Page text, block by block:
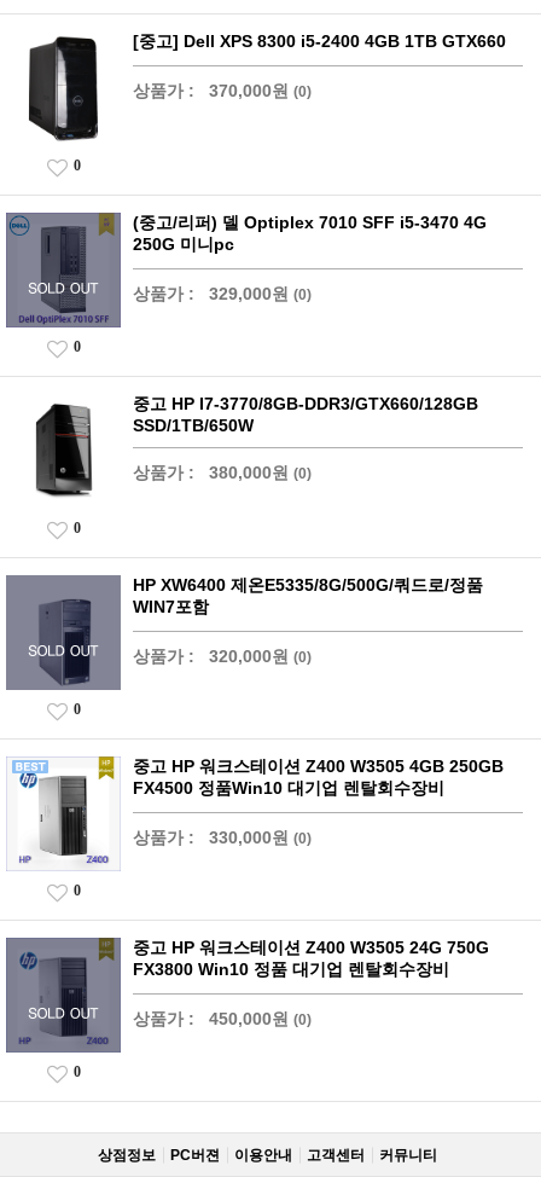
[중고] Dell XPS 8300 i5-2400 4GB 1TB GTX660
상품가 : 370,000원 (0)
0
(중고/리퍼) 델 Optiplex 7010 SFF i5-3470 4G
250G 미니pc
상품가 : 329,000원 (0)
0
중고 HP I7-3770/8GB-DDR3/GTX660/128GB
SSD/1TB/650W
상품가 : 380,000원 (0)
0
HP XW6400 제온E5335/8G/500G/쿼드로/정품
WIN7포함
상품가 : 320,000원 (0)
0
중고 HP 워크스테이션 Z400 W3505 4GB 250GB
FX4500 정품Win10 대기업 렌탈회수장비
상품가 : 330,000원 (0)
0
중고 HP 워크스테이션 Z400 W3505 24G 750G
FX3800 Win10 정품 대기업 렌탈회수장비
상품가 : 450,000원 (0)
0
상점정보 PC버젼 이용안내 고객센터 커뮤니티